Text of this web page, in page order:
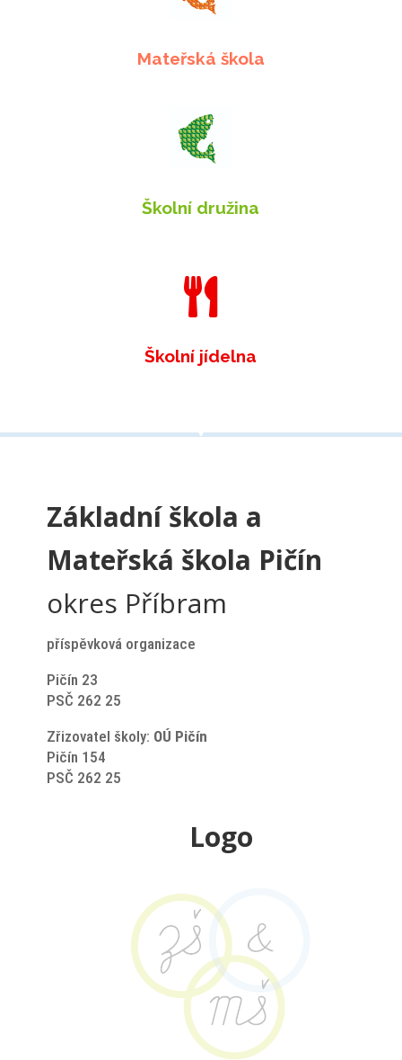
Mateřská škola
Školní družina

Školní jídelna
Základní škola a
Mateřská škola Pičín
okres Příbram
příspěvková organizace
Pičín 23
PSČ 262 25
Zřizovatel školy: OÚ Pičín
Pičín 154
PSČ 262 25
Logo